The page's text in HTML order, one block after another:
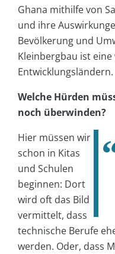
Ghana mithilfe von
und ihre
Bevölkerung und
Kleinbergbau ist
Entwicklungsländern.
Welche Hürden
noch überwinden?
Hier müssen wir
schon in Kitas
und Schulen
beginnen: Dort
wird oft das Bild
vermittelt, dass
technische Berufe
werden. Oder, dass